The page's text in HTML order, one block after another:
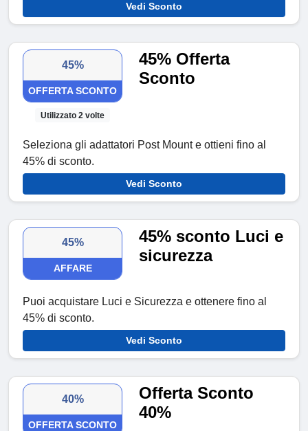
Vedi Sconto
45%
OFFERTA SCONTO
Utilizzato 2 volte
45% Offerta
Sconto
Seleziona gli adattatori Post Mount e ottieni fino al
45% di sconto.
Vedi Sconto
45%
AFFARE
45% sconto Luci e
sicurezza
Puoi acquistare Luci e Sicurezza e ottenere fino al
45% di sconto.
Vedi Sconto
40%
OFFERTA SCONTO
Offerta Sconto
40%